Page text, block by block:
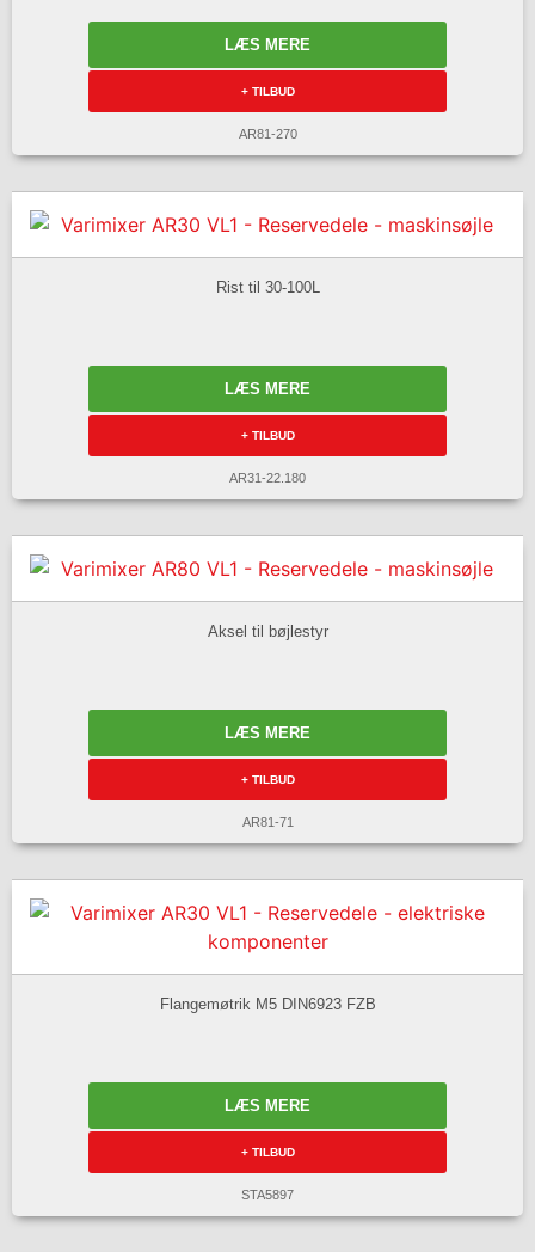
LÆS MERE
+ TILBUD
AR81-270
Rist til 30-100L
LÆS MERE
+ TILBUD
AR31-22.180
Aksel til bøjlestyr
LÆS MERE
+ TILBUD
AR81-71
Flangemøtrik M5 DIN6923 FZB
LÆS MERE
+ TILBUD
STA5897